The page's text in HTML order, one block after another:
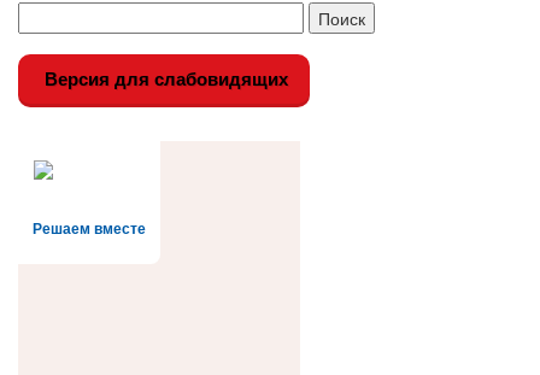
Версия для слабовидящих
Решаем вместе